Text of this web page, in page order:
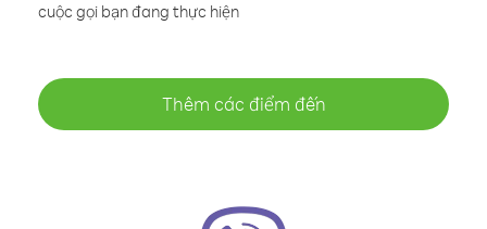
cuộc gọi bạn đang thực hiện
Thêm các điểm đến